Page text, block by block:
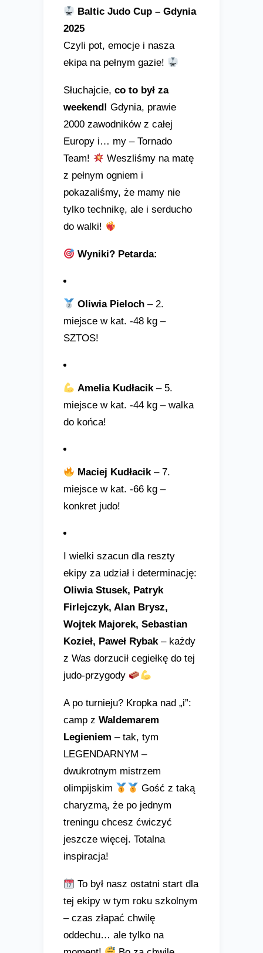
Baltic Judo Cup – Gdynia
2025
Czyli pot, emocje i nasza
ekipa na pełnym gazie!
Słuchajcie, co to był za
weekend! Gdynia, prawie
2000 zawodników z całej
Europy i… my – Tornado
Team!
Weszliśmy na matę
z pełnym ogniem i
pokazaliśmy, że mamy nie
tylko technikę, ale i serducho
do walki!
Wyniki? Petarda:
Oliwia Pieloch – 2.
miejsce w kat. -48 kg –
SZTOS!
Amelia Kudłacik– 5.
miejsce w kat. -44 kg – walka
do końca!
Maciej Kudłacik– 7.
miejsce w kat. -66 kg –
konkret judo!
I wielki szacun dla reszty
ekipy za udział i determinację:
Oliwia Stusek, Patryk
Firlejczyk, Alan Brysz,
Wojtek Majorek, Sebastian
Kozieł, Paweł Rybak– każdy
z Was dorzucił cegiełkę do tej
judo-przygody
A po turnieju? Kropka nad „i”:
camp z Waldemarem
Legieniem – tak, tym
LEGENDARNYM –
dwukrotnym mistrzem
olimpijskim
Gość z taką
charyzmą, że po jednym
treningu chcesz ćwiczyć
jeszcze więcej. Totalna
inspiracja!
To był nasz ostatni start dla
tej ekipy w tym roku szkolnym
– czas złapać chwilę
oddechu… ale tylko na